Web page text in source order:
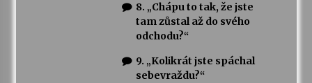
8. „Chápu to tak, že jste
tam zůstal až do svého
odchodu?“
9. „Kolikrát jste spáchal
sebevraždu?“